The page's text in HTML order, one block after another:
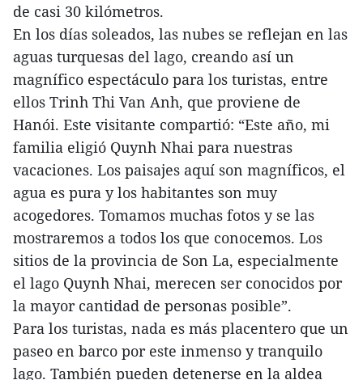
de casi 30 kilómetros.
En los días soleados, las nubes se reflejan en las
aguas turquesas del lago, creando así un
magnífico espectáculo para los turistas, entre
ellos Trinh Thi Van Anh, que proviene de
Hanói. Este visitante compartió: “Este año, mi
familia eligió Quynh Nhai para nuestras
vacaciones. Los paisajes aquí son magníficos, el
agua es pura y los habitantes son muy
acogedores. Tomamos muchas fotos y se las
mostraremos a todos los que conocemos. Los
sitios de la provincia de Son La, especialmente
el lago Quynh Nhai, merecen ser conocidos por
la mayor cantidad de personas posible”.
Para los turistas, nada es más placentero que un
paseo en barco por este inmenso y tranquilo
lago. También pueden detenerse en la aldea